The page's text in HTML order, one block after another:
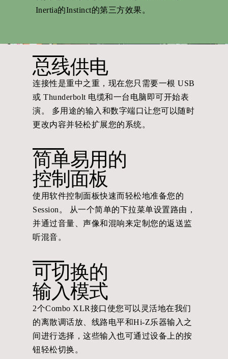
Inertia的Instinct的第三方效果。
总线供电
连接性是重中之重，现在您只需要一根 USB
或 Thunderbolt 电缆和一台电脑即可开始表
演。 多用途的输入和数字端口让您可以随时
更改内容并轻松扩展您的系统。
简单易用的
控制面板
使用软件控制面板快速而轻松地准备您的
Session。 从一个简单的下拉菜单设置路由，
并通过音量、声像和混响来定制您的返送监
听混音。
可切换的
输入模式
2个Combo XLR接口使您可以灵活地在我们
的离散调话放、线路电平和Hi-Z乐器输入之
间进行选择，这些输入也可通过设备上的按
钮轻松切换。